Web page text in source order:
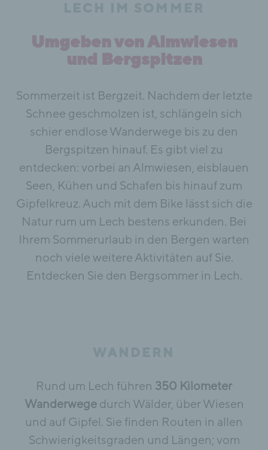
Umgeben von Almwiesen
und Bergspitzen
Sommerzeit ist Bergzeit. Nachdem der letzte
Schnee geschmolzen ist, schlängeln sich
schier endlose Wanderwege bis zu den
Bergspitzen hinauf. Es gibt viel zu
entdecken: vorbei an Almwiesen, eisblauen
Seen, Kühen und Schafen bis hinauf zum
Gipfelkreuz. Auch mit dem Bike lässt sich die
Natur rum um Lech bestens erkunden. Bei
Ihrem Sommerurlaub in den Bergen warten
noch viele weitere Aktivitäten auf Sie.
Entdecken Sie den Bergsommer in Lech.
Rund um Lech führen 350 Kilometer
Wanderwegedurch Wälder, über Wiesen
und auf Gipfel. Sie finden Routen in allen
Schwierigkeitsgraden und Längen; vom